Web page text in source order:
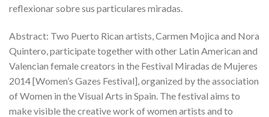
reflexionar sobre sus particulares miradas.
Abstract: Two Puerto Rican artists, Carmen Mojica and Nora
Quintero, participate together with other Latin American and
Valencian female creators in the Festival Miradas de Mujeres
2014 [Women’s Gazes Festival], organized by the association
of Women in the Visual Arts in Spain. The festival aims to
make visible the creative work of women artists and to